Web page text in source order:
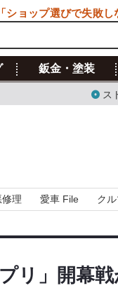
鈑金・塗装
ス
理 愛車 File ク
リ」開幕
「ショップ選びで失敗